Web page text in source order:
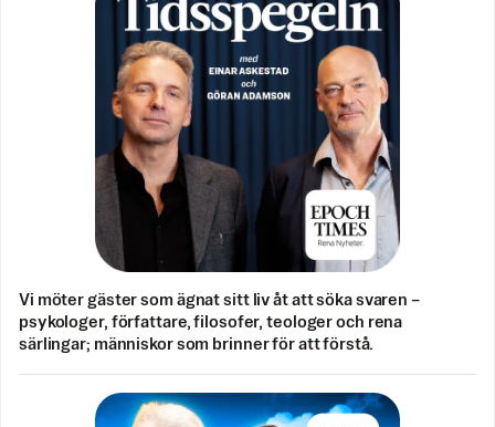
Vi möter gäster som ägnat sitt liv åt att söka svaren –
psykologer, författare, filosofer, teologer och rena
särlingar; människor som brinner för att förstå.